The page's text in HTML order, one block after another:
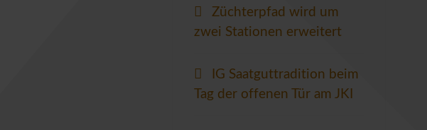
Züchterpfad wird um
zwei Stationen erweitert
IG Saatguttradition beim
Tag der offenen Tür am JKI